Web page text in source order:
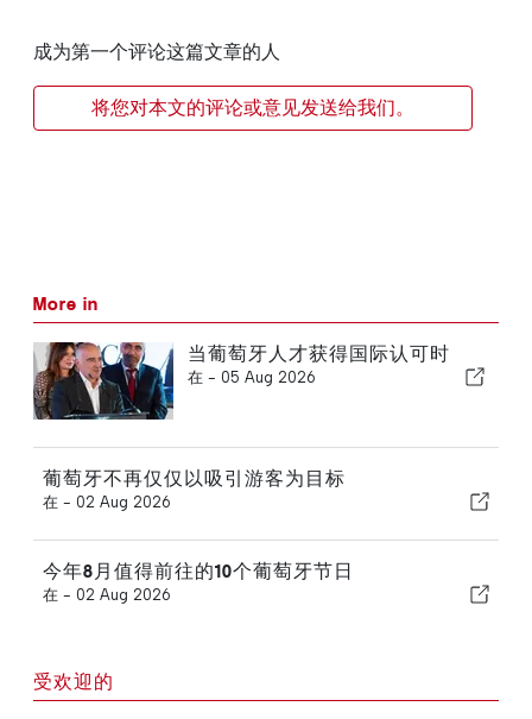
成为第一个评论这篇文章的人
将您对本文的评论或意见发送给我们。
More in
当葡萄牙人才获得国际认可时
在 - 05 Aug 2026
葡萄牙不再仅仅以吸引游客为目标
在 - 02 Aug 2026
今年8月值得前往的10个葡萄牙节日
在 - 02 Aug 2026
受欢迎的